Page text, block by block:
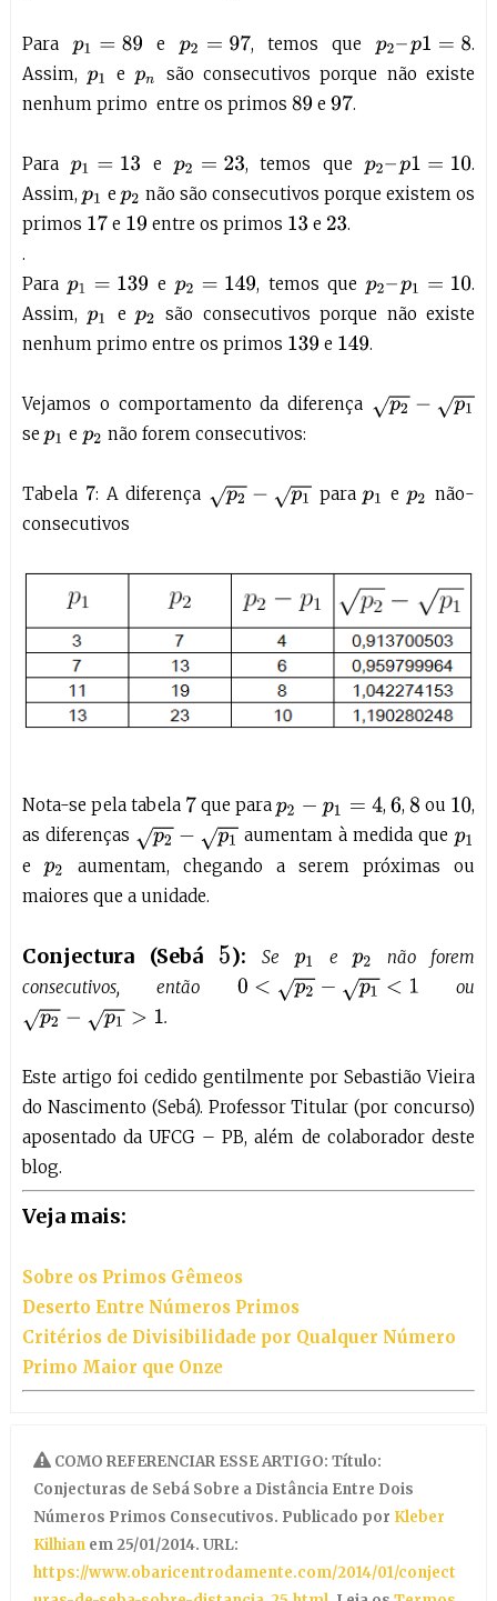
Para p1 =89 e p2 =97 , temos que p2–p1= 8
.
Assim, p1 e pn são consecutivos porque não existe
nenhum primo entre os primos 89 e97.
Para p1 =13 e p2 =23 , temos que p2–p1= 10
.
Assim, p1 e p2 não são consecutivos porque existem os
primos 17 e 19 entre os primos 13 e 23.
.
Para p1 =139 e p2 =149 , temos que p2–p1= 10
.
Assim, p1 ep2 são consecutivos porque não existe
nenhum primo entre os primos 139 e 149 .
Vejamos o comportamento da diferença p2−p 1
se p1 e p2 não forem consecutivos:
Tabela 7: A diferença p2−p 1 parap1 e p2 não-
consecutivos
Nota-se pela tabela 7que para p2 −p1 =4 ,6, 8 ou 10,
as diferenças p 2−p 1 aumentam à medida que p1
e p2
aumentam, chegando a serem próximas ou
maiores que a unidade.
Conjectura (Sebá 5): Se p1 e p2
não forem
consecutivos, então 0 <p2 −p1<
ou
p 2−p1>1 .
Este artigo foi cedido gentilmente por Sebastião Vieira
do Nascimento (Sebá). Professor Titular (por concurso)
aposentado da UFCG – PB, além de colaborador deste
blog.
Veja mais:
Sobre os Primos Gêmeos
Deserto Entre Números Primos
Critérios de Divisibilidade por Qualquer Número
Primo Maior que Onze
COMO REFERENCIAR ESSE ARTIGO: Título:
Conjecturas de Sebá Sobre a Distância Entre Dois
Números Primos Consecutivos. Publicado por Kleber
Kilhian em 25/01/2014. URL:
https://www.obaricentrodamente.com/2014/01/conject